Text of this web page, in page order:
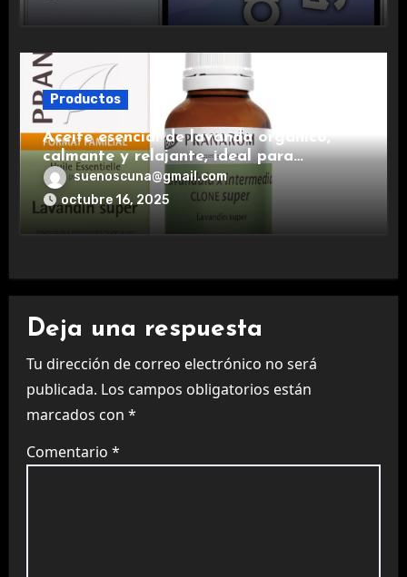
Productos
Aceite esencial de lavanda orgánico,
calmante y relajante, ideal para
aromaterapia.
suenoscuna@gmail.com
octubre 16, 2025
Deja una respuesta
Tu dirección de correo electrónico no será
publicada. Los campos obligatorios están
marcados con *
Comentario *